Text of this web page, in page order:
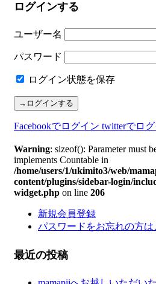
ログインする
ユーザー名
パスワード
ログイン状態を保存
Facebookでログイン twitterでロ
Warning: sizeof(): Parameter must
implements Countable in
/home/users/1/ukimito3/web/
content/plugins/sidebar-login/
widget.php on line 206
新規会員登録
パスワードをお忘れの方は
最近の投稿